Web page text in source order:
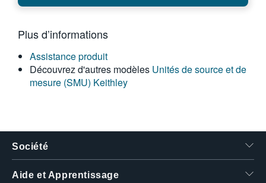
한국어
繁體中文
Plus d’informations
Assistance produit
Découvrez d'autres modèles Unités de source et de
mesure (SMU) Keithley
Société
Aide et Apprentissage